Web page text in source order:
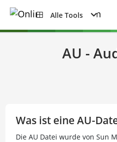
Alle Tools
AU -
Was ist eine AU-
Die AU Datei wurde von Sun